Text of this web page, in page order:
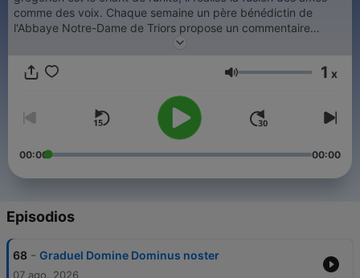
comme des voix. Chaque semaine un père bénédictin de
l'Abbaye Notre-Dame de Triors propose un commentaire
spirituel et musical d'une pièce grégorienne tirée du répertoire
Espérance le vendredi à 10h et 23h30, le dimanche à 02h30 et
Volumen 1 x
00:00 00:00
Episodios
68 - Graduel Domine Dominus noster
07 ago. 2026